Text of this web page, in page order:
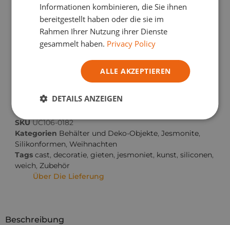
Weitere Informationen
Verdienen Sie3Treuepunkte mit
diesem Einkauf.
SKUUC106-0182
Kategorien Behälter und Deko-Objekte, Jesmonite,
Silikonformen, Weihnachten
Tags cast, decoratie, gieten, jesmoniet, kunst, siliconen,
weich, Zubehör
Über Die Lieferung
Beschreibung
Informationen kombinieren, die Sie ihnen
bereitgestellt haben oder die sie im
Rahmen Ihrer Nutzung ihrer Dienste
gesammelt haben. Privacy Policy
ALLE AKZEPTIEREN
DETAILS ANZEIGEN